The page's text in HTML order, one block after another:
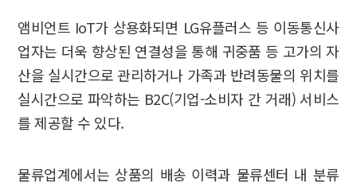
앰비언트 IoT가 상용화되면 LG유플러스 등 이동통신사
업자는 더욱 향상된 연결성을 통해 귀중품 등 고가의 자
산을 실시간으로 관리하거나 가족과 반려동물의 위치를
실시간으로 파악하는 B2C(기업-소비자 간 거래) 서비스
를 제공할 수 있다.
물류업계에서는 상품의 배송 이력과 물류센터 내 분류